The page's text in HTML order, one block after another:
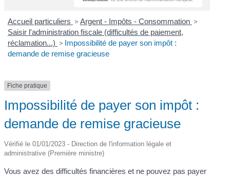
Accueil particuliers > Argent - Impôts - Consommation >
Saisir l'administration fiscale (difficultés de paiement,
réclamation...) > Impossibilité de payer son impôt :
demande de remise gracieuse
Fiche pratique
Impossibilité de payer son impôt :
demande de remise gracieuse
Vérifié le 01/01/2023 - Direction de l'information légale et
administrative (Première ministre)
Vous avez des difficultés financières et ne pouvez pas payer